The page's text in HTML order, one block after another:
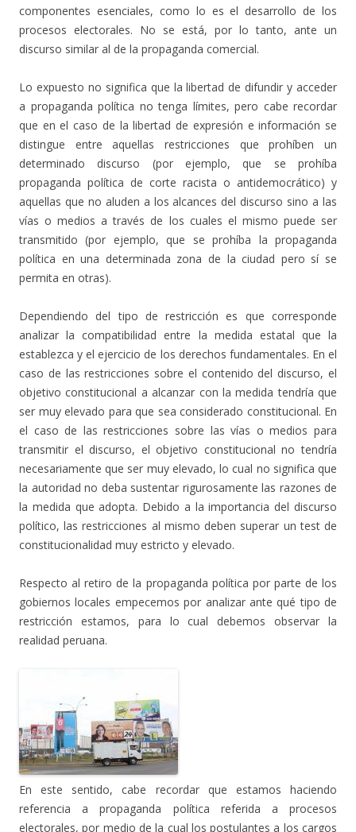
componentes esenciales, como lo es el desarrollo de los
procesos electorales. No se está, por lo tanto, ante un
discurso similar al de la propaganda comercial.
Lo expuesto no significa que la libertad de difundir y acceder
a propaganda política no tenga límites, pero cabe recordar
que en el caso de la libertad de expresión e información se
distingue entre aquellas restricciones que prohíben un
determinado discurso (por ejemplo, que se prohíba
propaganda política de corte racista o antidemocrático) y
aquellas que no aluden a los alcances del discurso sino a las
vías o medios a través de los cuales el mismo puede ser
transmitido (por ejemplo, que se prohíba la propaganda
política en una determinada zona de la ciudad pero sí se
permita en otras).
Dependiendo del tipo de restricción es que corresponde
analizar la compatibilidad entre la medida estatal que la
establezca y el ejercicio de los derechos fundamentales. En el
caso de las restricciones sobre el contenido del discurso, el
objetivo constitucional a alcanzar con la medida tendría que
ser muy elevado para que sea considerado constitucional. En
el caso de las restricciones sobre las vías o medios para
transmitir el discurso, el objetivo constitucional no tendría
necesariamente que ser muy elevado, lo cual no significa que
la autoridad no deba sustentar rigurosamente las razones de
la medida que adopta. Debido a la importancia del discurso
político, las restricciones al mismo deben superar un test de
constitucionalidad muy estricto y elevado.
Respecto al retiro de la propaganda política por parte de los
gobiernos locales empecemos por analizar ante qué tipo de
restricción estamos, para lo cual debemos observar la
realidad peruana.
En este sentido, cabe recordar que estamos haciendo
referencia a propaganda política referida a procesos
electorales, por medio de la cual los postulantes a los cargos